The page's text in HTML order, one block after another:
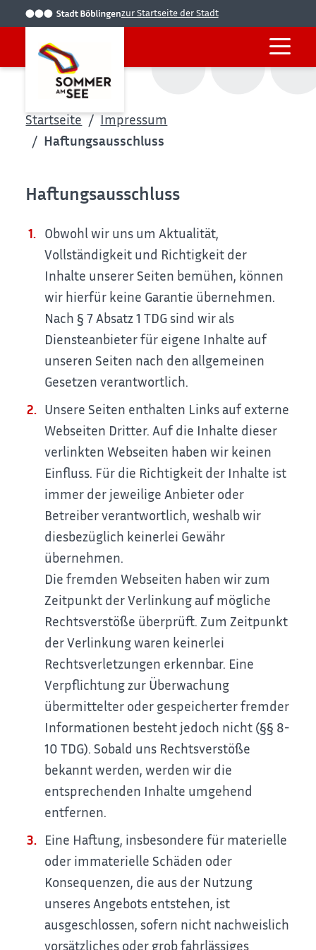
zur Startseite der Stadt
Startseite
Impressum
Haftungsausschluss
Haftungsausschluss
Obwohl wir uns um Aktualität,
Vollständigkeit und Richtigkeit der
Inhalte unserer Seiten bemühen, können
wir hierfür keine Garantie übernehmen.
Nach § 7 Absatz 1 TDG sind wir als
Diensteanbieter für eigene Inhalte auf
unseren Seiten nach den allgemeinen
Gesetzen verantwortlich.
Unsere Seiten enthalten Links auf externe
Webseiten Dritter. Auf die Inhalte dieser
verlinkten Webseiten haben wir keinen
Einfluss. Für die Richtigkeit der Inhalte ist
immer der jeweilige Anbieter oder
Betreiber verantwortlich, weshalb wir
diesbezüglich keinerlei Gewähr
übernehmen.
Die fremden Webseiten haben wir zum
Zeitpunkt der Verlinkung auf mögliche
Rechtsverstöße überprüft. Zum Zeitpunkt
der Verlinkung waren keinerlei
Rechtsverletzungen erkennbar. Eine
Verpflichtung zur Überwachung
übermittelter oder gespeicherter fremder
Informationen besteht jedoch nicht (§§ 8-
10 TDG). Sobald uns Rechtsverstöße
bekannt werden, werden wir die
entsprechenden Inhalte umgehend
entfernen.
Eine Haftung, insbesondere für materielle
oder immaterielle Schäden oder
Konsequenzen, die aus der Nutzung
unseres Angebots entstehen, ist
ausgeschlossen, sofern nicht nachweislich
vorsätzliches oder grob fahrlässiges